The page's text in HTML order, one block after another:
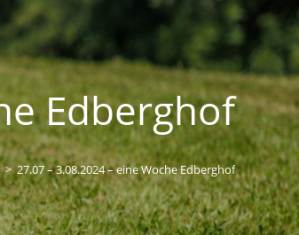
Edberghof
> 27.07 – 3.08.2024 – eine Woche Edberghof